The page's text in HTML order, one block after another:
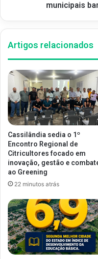
municipais
Artigos relacionados
Cassilândia sedia o 1º
Encontro Regional de
Citricultores focado em
inovação, gestão e
ao Greening
22 minutos atrás